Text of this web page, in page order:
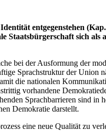
entgegenstehen
Staatsbürgerschaft sich als
bei der Ausformung der
Sprachstruktur der Union
die nationalen
vorhandene
Sprachbarrieren sind in
Demokratie darstellt.
eine neue Qualität zu